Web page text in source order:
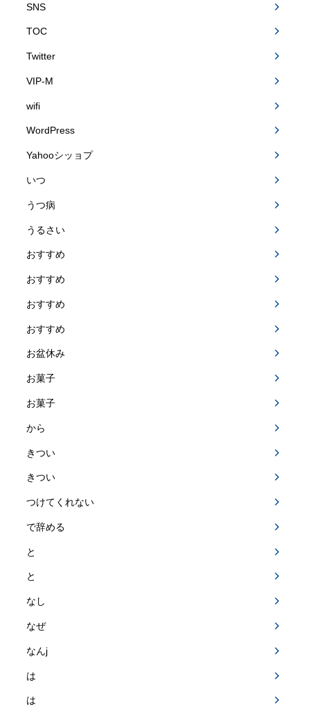
SNS
TOC
Twitter
VIP-M
wifi
WordPress
Yahooシッョプ
いつ
うつ病
うるさい
おすすめ
おすすめ
おすすめ
おすすめ
お盆休み
お菓子
お菓子
から
きつい
きつい
つけてくれない
で辞める
と
と
なし
なぜ
なんj
は
は